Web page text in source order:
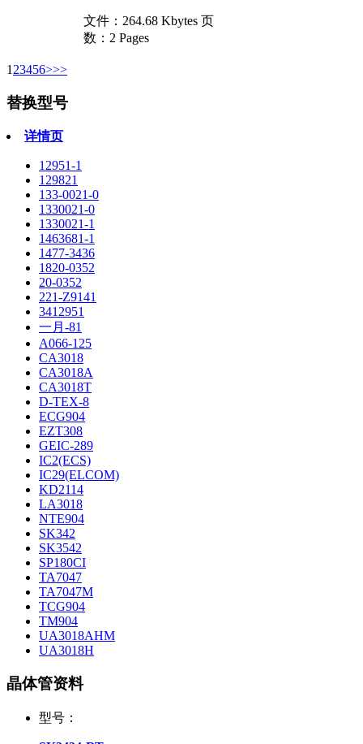
文件： 264.68 Kbytes 页
数： 2 Pages
1 23456>>>
替换型号
详情页
12951-1
129821
133-0021-0
1330021-0
1330021-1
1463681-1
1477-3436
1820-0352
20-0352
221-Z9141
3412951
一月-81
A066-125
CA3018
CA3018A
CA3018T
D-TEX-8
ECG904
EZT308
GEIC-289
IC2(ECS)
IC29(ELCOM)
KD2114
LA3018
NTE904
SK342
SK3542
SP180CI
TA7047
TA7047M
TCG904
TM904
UA3018AHM
UA3018H
晶体管资料
型号：